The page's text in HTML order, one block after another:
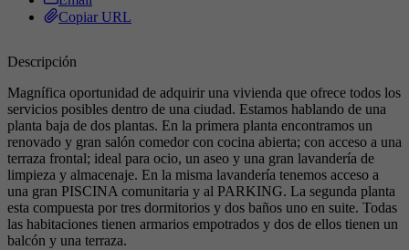
Copiar URL
Descripción
Magnífica oportunidad de adquirir una vivienda que ofrece todos los
servicios posibles dentro de una ciudad. Estamos hablando de una
planta baja de dos plantas. En la primera planta encontramos un
renovado y gran salón comedor con cocina abierta; con acceso a una
terraza frontal; ideal para ocio, un aseo y una gran lavandería de
limpieza y almacenaje. En la misma lavandería tenemos acceso a
una gran PISCINA comunitaria y al PARKING. La segunda planta
esta compuesta por tres dormitorios y dos baños uno en suite. Todas
las habitaciones tienen armarios empotrados y dos de ellos tienen un
balcón y una terraza.